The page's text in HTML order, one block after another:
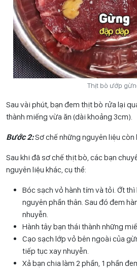
Thịt bò ướp
Sau vài phút, bạn đem thịt bò rửa lại
thành miếng vừa ăn (dài khoảng 3cm).
Bước 2:Sơ chế những nguyên liệu còn
Sau khi đã sơ chế thịt bò, các bạn
nguyên liệu khác, cụ thể:
Bóc sạch vỏ hành tím và tỏi. Ớt
nguyên phần thân. Sau đó đem
nhuyễn.
Hành tây bạn thái thành những
Cạo sạch lớp vỏ bên ngoài của
tiếp tục xay nhuyễn.
Xả bạn chia làm 2 phần, 1 phần